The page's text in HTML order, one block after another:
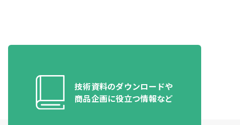
技術資料のダウンロードや​
商品企画に役立つ情報など​